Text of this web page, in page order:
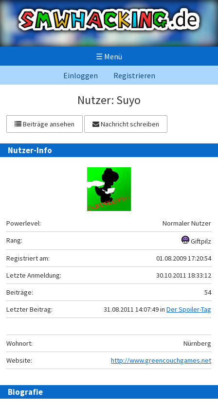
☰ Menü
Einloggen
Registrieren
Nutzer: Suyo
Beiträge ansehen Nachricht schreiben
Nutzer-Info
Powerlevel:
Normaler Nutzer
Rang:
Giftpilz
Registriert am:
01.08.2009 17:20:54
Letzte Anmeldung:
30.10.2011 18:33:12
Beiträge:
54
Letzter Beitrag:
31.08.2011 14:07:49 inDer Spoiler-Tag
Wohnort:
Nürnberg
Website:
http://www.greencouchgames.net
Biografie